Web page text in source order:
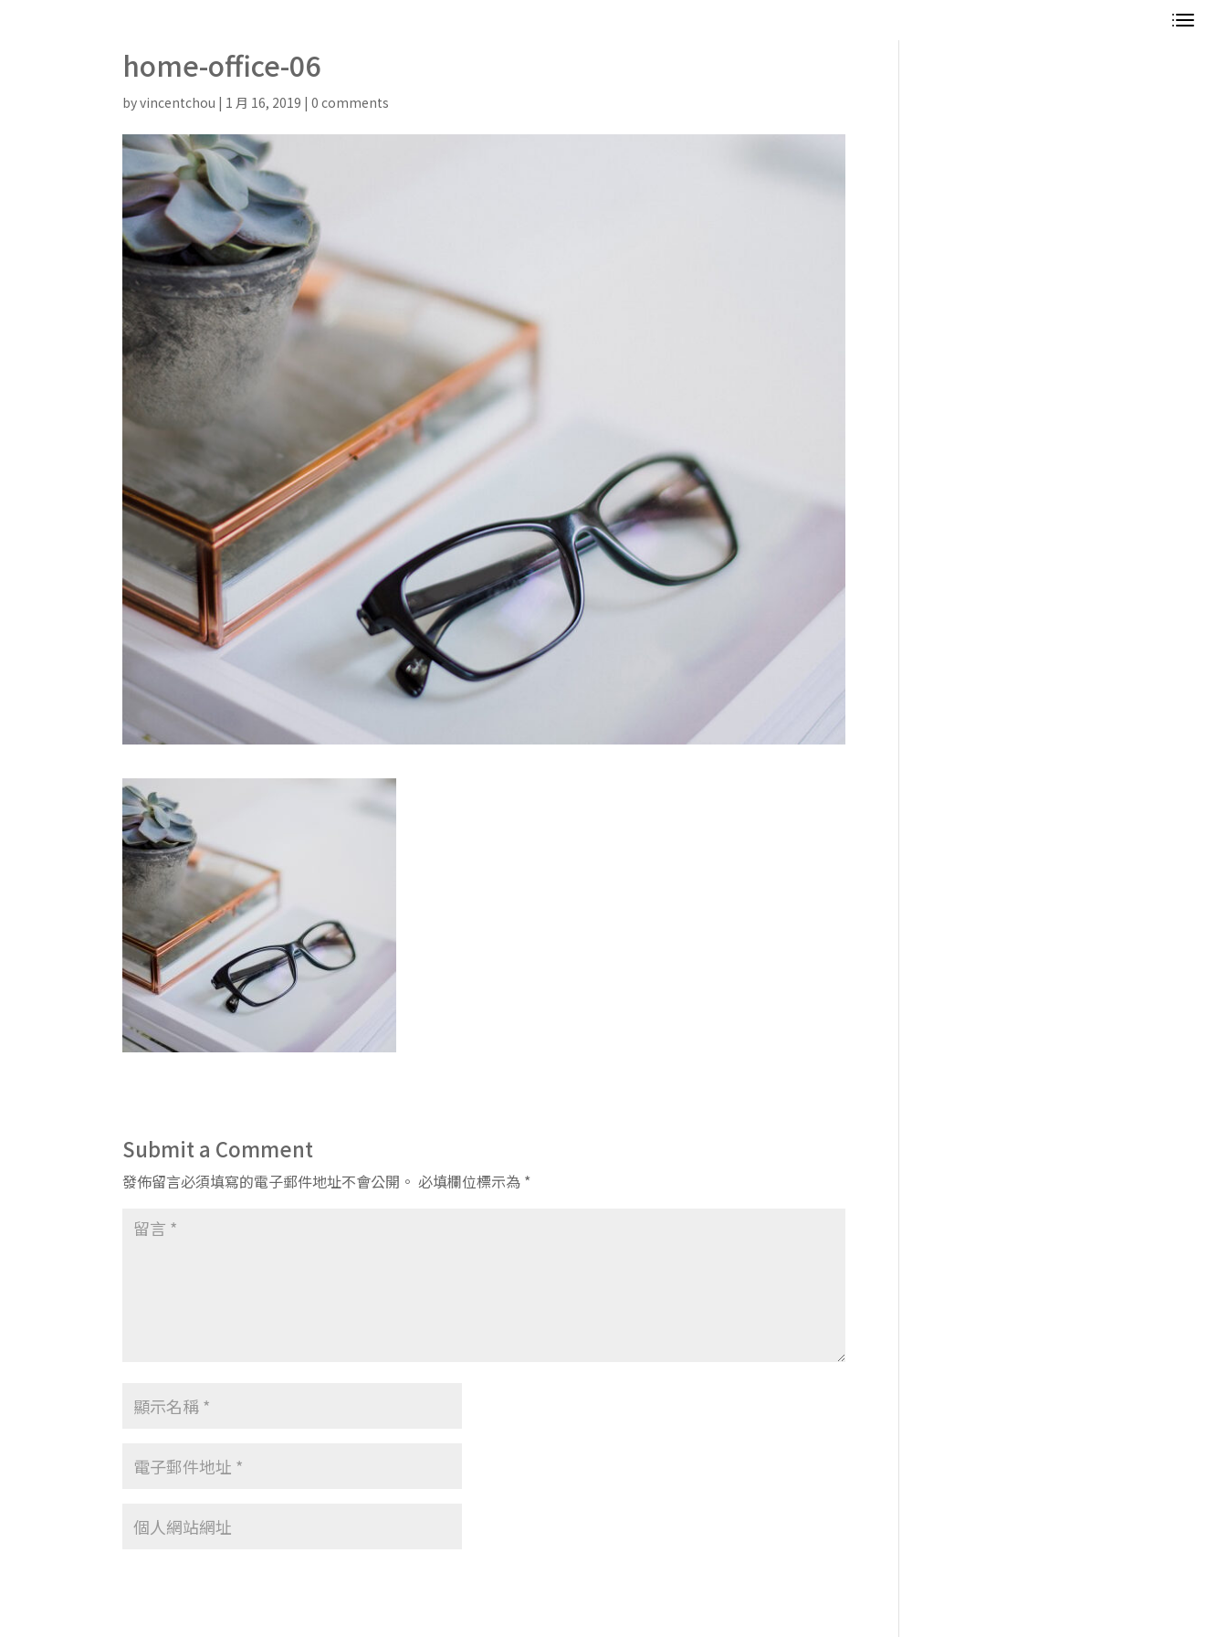
home-office-06
byvincentchou | 1 月 16, 2019 |0 comments
Submit a Comment
發佈留言必須填寫的電子郵件地址不會公開。 必填欄位標示為 *